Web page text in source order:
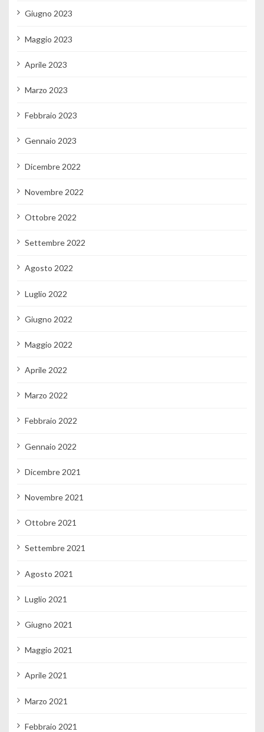
Giugno 2023
Maggio 2023
Aprile 2023
Marzo 2023
Febbraio 2023
Gennaio 2023
Dicembre 2022
Novembre 2022
Ottobre 2022
Settembre 2022
Agosto 2022
Luglio 2022
Giugno 2022
Maggio 2022
Aprile 2022
Marzo 2022
Febbraio 2022
Gennaio 2022
Dicembre 2021
Novembre 2021
Ottobre 2021
Settembre 2021
Agosto 2021
Luglio 2021
Giugno 2021
Maggio 2021
Aprile 2021
Marzo 2021
Febbraio 2021